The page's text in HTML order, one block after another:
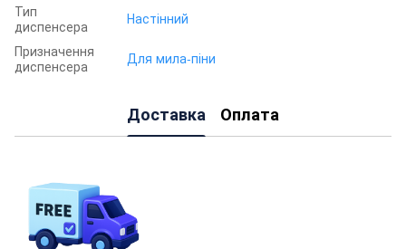
Тип
диспенсера
Настінний
Призначення
диспенсера
Для мила-піни
Доставка Оплата